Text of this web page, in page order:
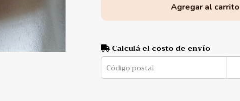
Agregar al carrito
Calculá el costo de envío